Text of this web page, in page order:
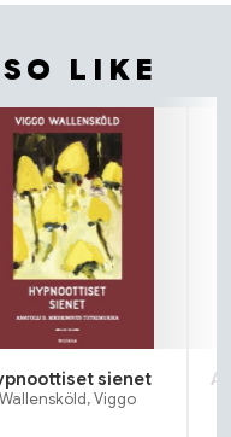
LIKE
sienet
Wallensköld, Viggo